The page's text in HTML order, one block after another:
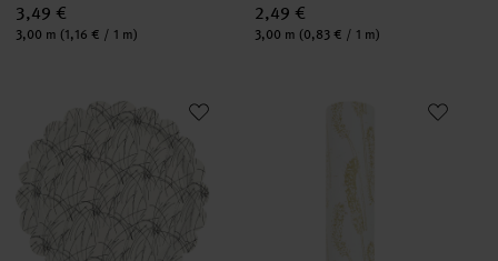
3,49 €
Inhalt:
3,00 m (1,16 € / 1 m)
2,49 €
Inhalt:
3,00 m (0,83 € / 1 m)
Pappteller Gräser Elfenbein/Schwarz 8 StückPaper Poetry Geschenkpapier